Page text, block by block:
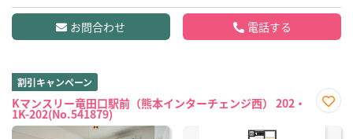
お問合わせ 電話する
割引キャンペーン
Kマンスリー竜田口駅前（熊本インターチェンジ西） 202・
1K-202(No.541879)
に入